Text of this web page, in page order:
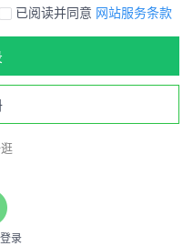
已阅读并同意 网站服务条款
录